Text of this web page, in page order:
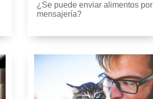
¿Se puede enviar alimentos por
mensajería?